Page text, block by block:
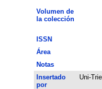
Volumen de
la colección
ISSN
Área
Notas
Insertado
por
Uni-